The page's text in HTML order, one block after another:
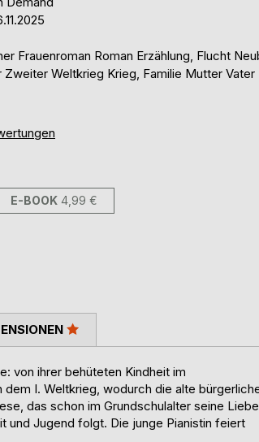
Frauenroman Roman Erzählung, Flucht
Zweiter Weltkrieg Krieg, Familie Mutter Vater
E-BOOK 4,99 €
von ihrer behüteten Kindheit im
I. Weltkrieg, wodurch die alte
das schon im Grundschulalter seine Liebe
und Jugend folgt. Die junge Pianistin feiert